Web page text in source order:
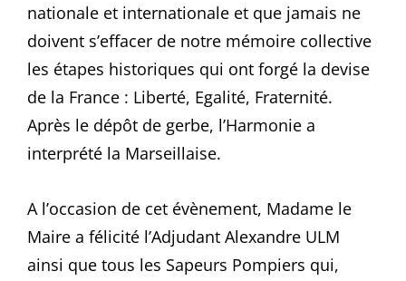
nationale et internationale et que jamais ne
doivent s’effacer de notre mémoire collective
les étapes historiques qui ont forgé la devise
de la France : Liberté, Egalité, Fraternité.
Après le dépôt de gerbe, l’Harmonie a
interprété la Marseillaise.
A l’occasion de cet évènement, Madame le
Maire a félicité l’Adjudant Alexandre ULM
ainsi que tous les Sapeurs Pompiers qui,